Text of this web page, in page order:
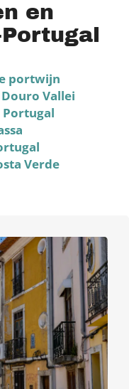
en
portwijn
Vallei
Portugal
Verde